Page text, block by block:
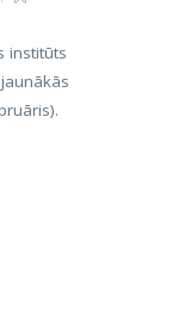
institūts